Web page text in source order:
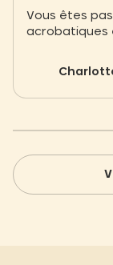
Vous êtes
acrobatiques